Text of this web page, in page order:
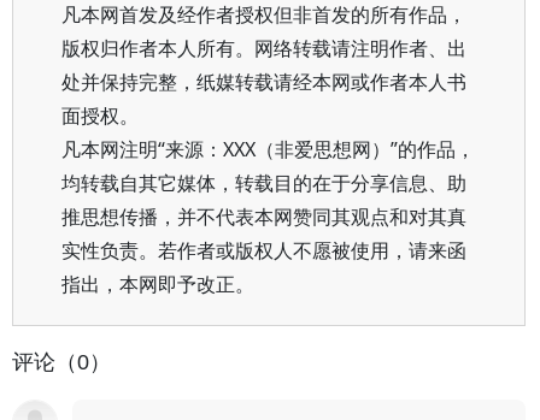
凡本网首发及经作者授权但非首发的所有作品，
版权归作者本人所有。网络转载请注明作者、出
处并保持完整，纸媒转载请经本网或作者本人书
面授权。
凡本网注明“来源：XXX（非爱思想网）”的作品，
均转载自其它媒体，转载目的在于分享信息、助
推思想传播，并不代表本网赞同其观点和对其真
实性负责。若作者或版权人不愿被使用，请来函
指出，本网即予改正。
评论（0）